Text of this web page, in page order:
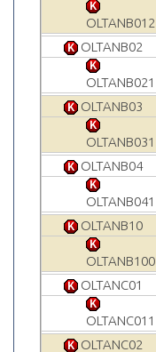
OLTANB012
OLTANB02
OLTANB021
OLTANB03
OLTANB031
OLTANB04
OLTANB041
OLTANB10
OLTANB100
OLTANC01
OLTANC011
OLTANC02